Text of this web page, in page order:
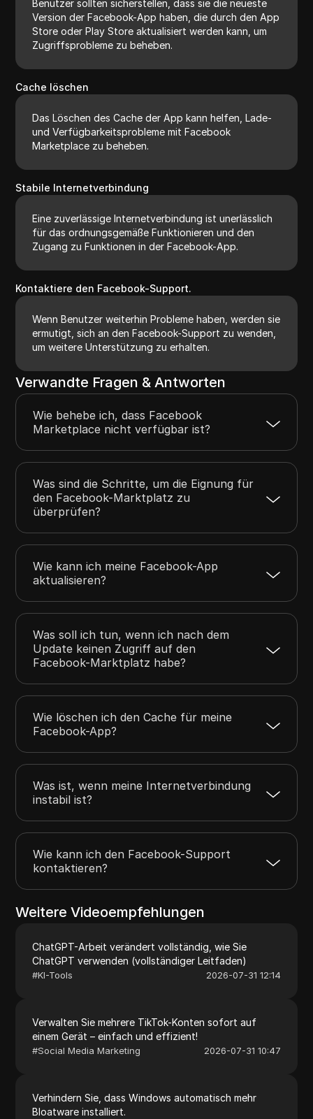
Benutzer sollten sicherstellen, dass sie die neueste
Version der Facebook-App haben, die durch den App
Store oder Play Store aktualisiert werden kann, um
Zugriffsprobleme zu beheben.
Cache löschen
Das Löschen des Cache der App kann helfen, Lade-
und Verfügbarkeitsprobleme mit Facebook
Marketplace zu beheben.
Stabile Internetverbindung
Eine zuverlässige Internetverbindung ist unerlässlich
für das ordnungsgemäße Funktionieren und den
Zugang zu Funktionen in der Facebook-App.
Kontaktiere den Facebook-Support.
Wenn Benutzer weiterhin Probleme haben, werden sie
ermutigt, sich an den Facebook-Support zu wenden,
um weitere Unterstützung zu erhalten.
Verwandte Fragen & Antworten
Wie behebe ich, dass Facebook
Marketplace nicht verfügbar ist?
Was sind die Schritte, um die Eignung für
den Facebook-Marktplatz zu
überprüfen?
Wie kann ich meine Facebook-App
aktualisieren?
Was soll ich tun, wenn ich nach dem
Update keinen Zugriff auf den
Facebook-Marktplatz habe?
Wie löschen ich den Cache für meine
Facebook-App?
Was ist, wenn meine Internetverbindung
instabil ist?
Wie kann ich den Facebook-Support
kontaktieren?
Weitere Videoempfehlungen
ChatGPT-Arbeit verändert vollständig, wie Sie
ChatGPT verwenden (vollständiger Leitfaden)
#KI-Tools 2026-07-31 12:14
Verwalten Sie mehrere TikTok-Konten sofort auf
einem Gerät – einfach und effizient!
#Social Media Marketing 2026-07-31 10:47
Verhindern Sie, dass Windows automatisch mehr
Bloatware installiert.